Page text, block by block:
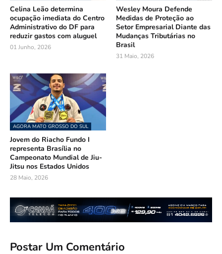
Celina Leão determina
ocupação imediata do Centro
Administrativo do DF para
reduzir gastos com aluguel
01 Junho, 2026
Wesley Moura Defende
Medidas de Proteção ao
Setor Empresarial Diante das
Mudanças Tributárias no
Brasil
31 Maio, 2026
AGORA MATO GROSSO DO SUL
Jovem do Riacho Fundo I
representa Brasília no
Campeonato Mundial de Jiu-
Jitsu nos Estados Unidos
28 Maio, 2026
Postar Um Comentário